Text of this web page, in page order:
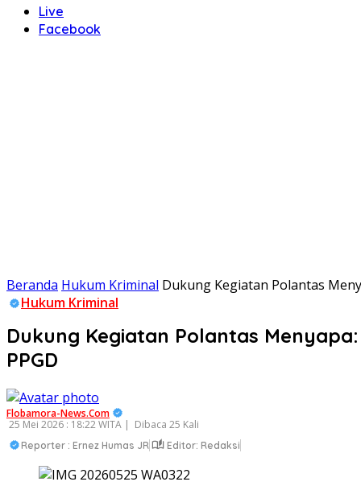
Live
Facebook
Beranda Hukum Kriminal Dukung Kegiatan Polantas
Hukum Kriminal
Dukung Kegiatan Polantas
PPGD
Flobamora-News.Com
25 Mei 2026 : 18:22 WITA | Dibaca 25 Kali
Reporter : Ernez Humas JR Editor: Redaksi